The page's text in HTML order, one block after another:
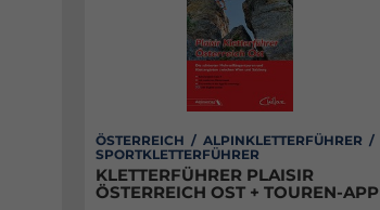
ÖSTERREICH / ALPINKLETTERFÜHRER /
SPORTKLETTERFÜHRER
KLETTERFÜHRER PLAISIR
ÖSTERREICH OST + TOUREN-APP